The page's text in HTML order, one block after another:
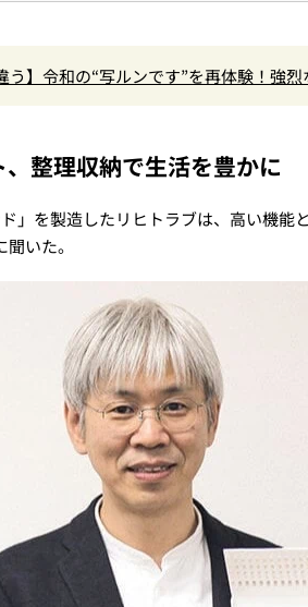
う】令和の“写ルンです”を再体験！強
整理収納で生活を豊かに
」を製造したリヒトラブは、高い機
いた。